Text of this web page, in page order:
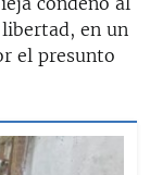
en un
el presunto